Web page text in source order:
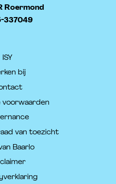
Roermond
337049
ISY
bij
voorwaarden
van toezicht
Baarlo